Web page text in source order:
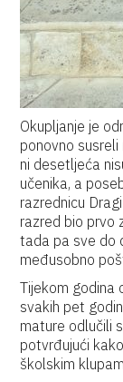
Okupljanje je
ponovno
ni desetljeća
učenika, a
razrednicu
razred bio prvo
tada pa sve do
međusobno
Tijekom godina
svakih pet
mature odlučili
potvrđujući
školskim